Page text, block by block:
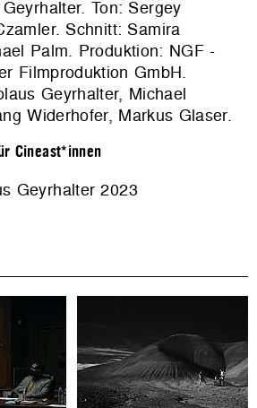
Ton: Sergey
Schnitt: Samira
Palm. Produktion: NGF -
Filmproduktion GmbH.
Geyrhalter, Michael
Widerhofer, Markus Glaser.
Cineast*innen
Geyrhalter 2023